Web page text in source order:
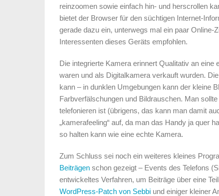
reinzoomen sowie einfach hin- und herscrollen
bietet der Browser für den süchtigen Internet-
gerade dazu ein, unterwegs mal ein paar
Interessenten dieses Geräts empfohlen.
Die integrierte Kamera erinnert Qualitativ an
waren und als Digitalkamera verkauft wurden.
kann – in dunklen Umgebungen kann der kleine
Farbverfälschungen und Bildrauschen. Man
telefonieren ist (übrigens, das kann man damit
„kamerafeeling“ auf, da man das Handy ja quer
so halten kann wie eine echte Kamera.
Zum Schluss sei noch ein weiteres kleines
Beiträgen schon gezeigt – Events des Telefons
entwickeltes Verfahren, um Beiträge über eine
WordPress-Patch von Sebbi und einiger kleiner